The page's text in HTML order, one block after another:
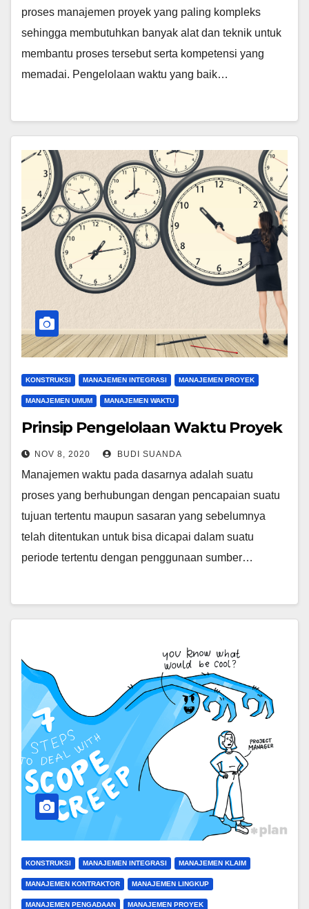
proses manajemen proyek yang paling kompleks
sehingga membutuhkan banyak alat dan teknik untuk
membantu proses tersebut serta kompetensi yang
memadai. Pengelolaan waktu yang baik…
KONSTRUKSI MANAJEMEN INTEGRASI MANAJEMEN PROYEK
MANAJEMEN UMUM MANAJEMEN WAKTU
Prinsip Pengelolaan Waktu Proyek
NOV 8, 2020 BUDI SUANDA
Manajemen waktu pada dasarnya adalah suatu
proses yang berhubungan dengan pencapaian suatu
tujuan tertentu maupun sasaran yang sebelumnya
telah ditentukan untuk bisa dicapai dalam suatu
periode tertentu dengan penggunaan sumber…
KONSTRUKSI MANAJEMEN INTEGRASI MANAJEMEN KLAIM
MANAJEMEN KONTRAKTOR MANAJEMEN LINGKUP
MANAJEMEN PENGADAAN MANAJEMEN PROYEK